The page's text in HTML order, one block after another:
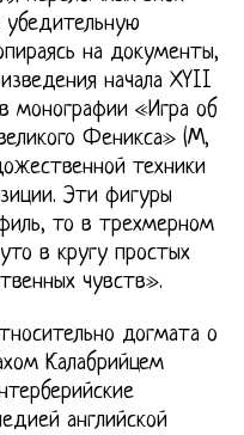
убедительную
на документы,
начала ХYII
монографии «Игра об
Феникса» (М,
техники
Эти фигуры
то в трехмерном
в кругу простых
чувств».
догмата о
Калабрийцем
английской